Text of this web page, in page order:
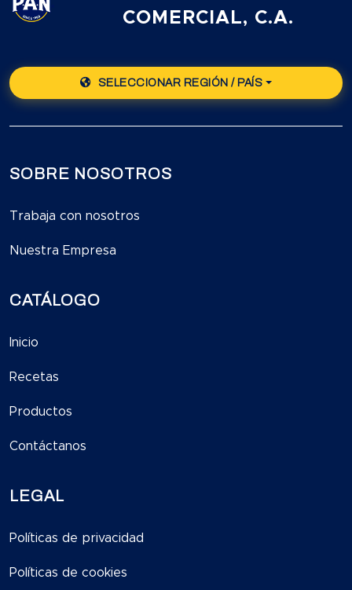
COMERCIAL, C.A.
SELECCIONAR REGIÓN / PAÍS
SOBRE NOSOTROS
Trabaja con nosotros
Nuestra Empresa
CATÁLOGO
Inicio
Recetas
Productos
Contáctanos
LEGAL
Políticas de privacidad
Políticas de cookies